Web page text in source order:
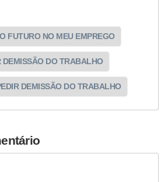
FUTURO NO MEU EMPREGO
DEMISSÃO DO TRABALHO
DEMISSÃO DO TRABALHO